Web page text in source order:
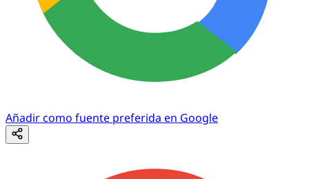
Añadir como fuente preferida en Google